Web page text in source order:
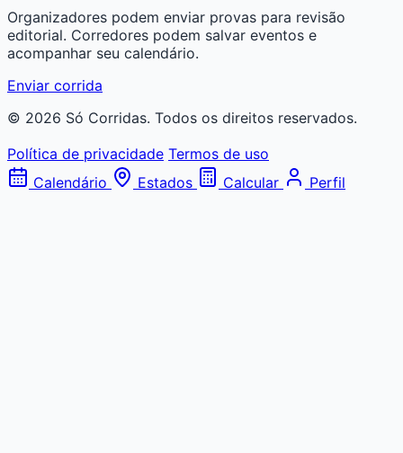
Organizadores podem enviar provas para revisão
editorial. Corredores podem salvar eventos e
acompanhar seu calendário.
Enviar corrida
© 2026 Só Corridas. Todos os direitos reservados.
Política de privacidade Termos de uso
Calendário
Estados Calcular Perfil